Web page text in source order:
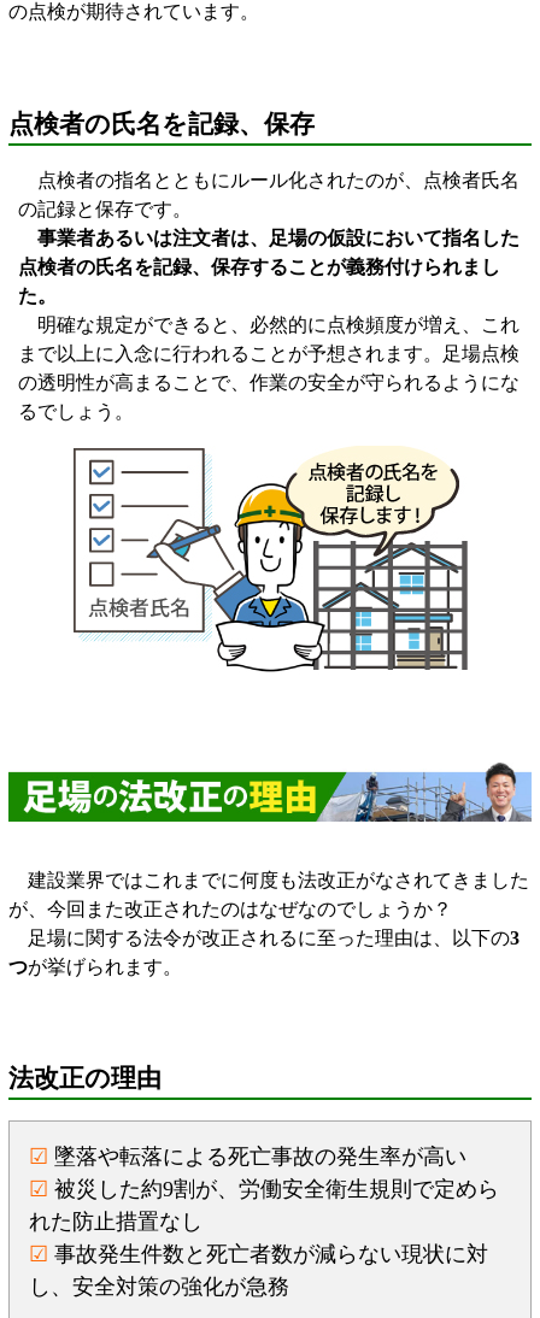
の点検が期待されています。
点検者の氏名を記録、保存
点検者の指名とともにルール化されたのが、点検者氏名
の記録と保存です。
事業者あるいは注文者は、足場の仮設において指名した
点検者の氏名を記録、保存することが義務付けられまし
た。
明確な規定ができると、必然的に点検頻度が増え、これ
まで以上に入念に行われることが予想されます。足場点検
の透明性が高まることで、作業の安全が守られるようにな
るでしょう。
建設業界ではこれまでに何度も法改正がなされてきました
が、今回また改正されたのはなぜなのでしょうか？
足場に関する法令が改正されるに至った理由は、以下の3
つが挙げられます。
法改正の理由
☑ 墜落や転落による死亡事故の発生率が高い
☑ 被災した約9割が、労働安全衛生規則で定めら
れた防止措置なし
☑ 事故発生件数と死亡者数が減らない現状に対
し、安全対策の強化が急務